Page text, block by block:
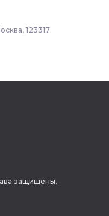
123317
защищены.